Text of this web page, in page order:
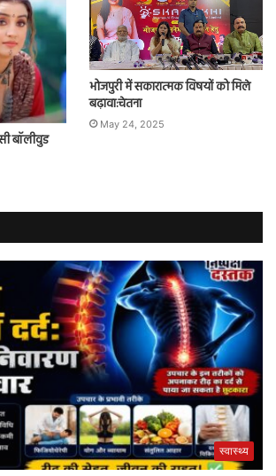
बॉलीवुड
भोजपुरी में सकारात्मक विषयों को मिले
बढ़ावा:चेतना
May 24, 2025
स्वास्थ्य